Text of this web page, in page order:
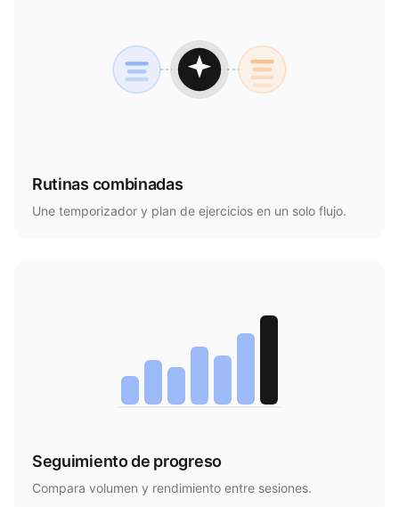
Rutinas combinadas
Une temporizador y plan de ejercicios en un solo flujo.
Seguimiento de progreso
Compara volumen y rendimiento entre sesiones.